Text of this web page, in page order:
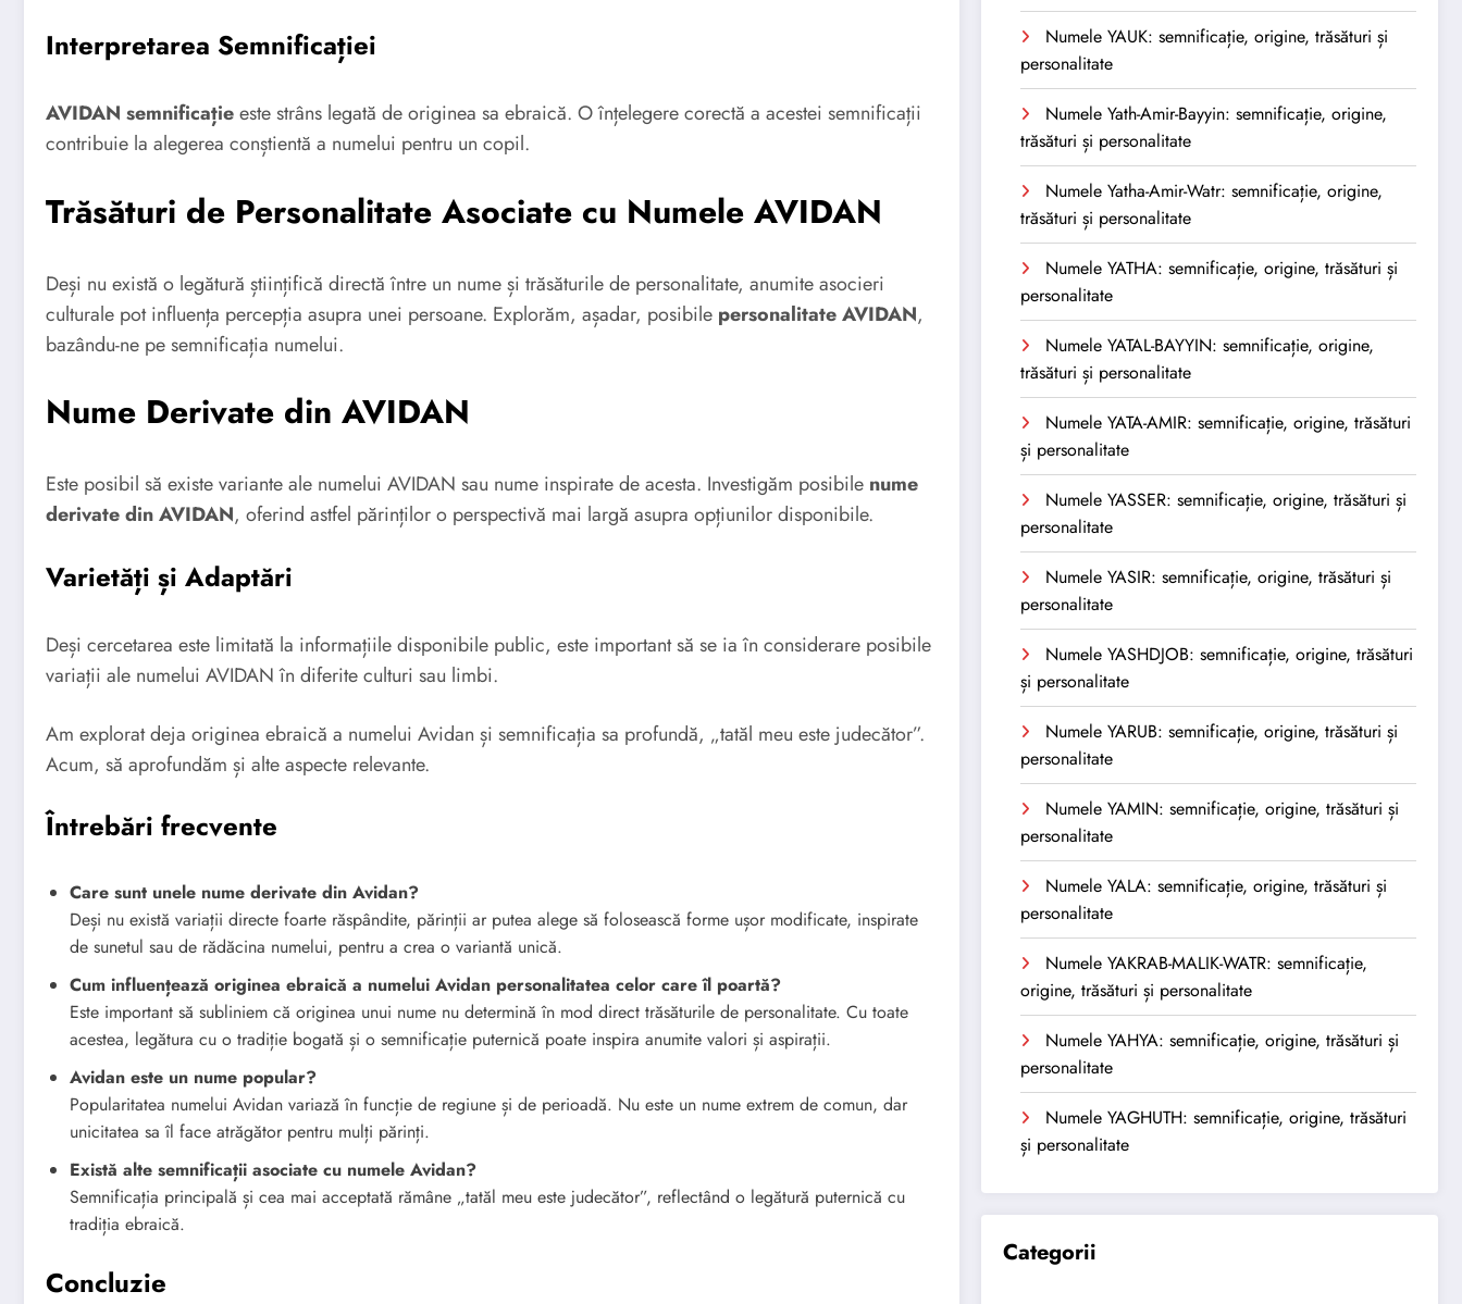
Interpretarea Semnificației
AVIDAN semnificațieeste strâns legată de originea sa ebraică. O înțelegere corectă a acestei semnificații
contribuie la alegerea conștientă a numelui pentru un copil.
Trăsături de Personalitate Asociate cu Numele AVIDAN
Deși nu există o legătură științifică directă între un nume și trăsăturile de personalitate, anumite asocieri
culturale pot influența percepția asupra unei persoane. Explorăm, așadar, posibile personalitate AVIDAN,
bazându-ne pe semnificația numelui.
Nume Derivate din AVIDAN
Este posibil să existe variante ale numelui AVIDAN sau nume inspirate de acesta. Investigăm posibile nume
derivate din AVIDAN, oferind astfel părinților o perspectivă mai largă asupra opțiunilor disponibile.
Varietăți și Adaptări
Deși cercetarea este limitată la informațiile disponibile public, este important să se ia în considerare posibile
variații ale numelui AVIDAN în diferite culturi sau limbi.
Am explorat deja originea ebraică a numelui Avidan și semnificația sa profundă, „tatăl meu este judecător”.
Acum, să aprofundăm și alte aspecte relevante.
Întrebări frecvente
Care sunt unele nume derivate din Avidan?
Deși nu există variații directe foarte răspândite, părinții ar putea alege să folosească forme ușor modificate, inspirate
de sunetul sau de rădăcina numelui, pentru a crea o variantă unică.
Cum influențează originea ebraică a numelui Avidan personalitatea celor care îl poartă?
Este important să subliniem că originea unui nume nu determină în mod direct trăsăturile de personalitate. Cu toate
acestea, legătura cu o tradiție bogată și o semnificație puternică poate inspira anumite valori și aspirații.
Avidan este un nume popular?
Popularitatea numelui Avidan variază în funcție de regiune și de perioadă. Nu este un nume extrem de comun, dar
unicitatea sa îl face atrăgător pentru mulți părinți.
Există alte semnificații asociate cu numele Avidan?
Semnificația principală și cea mai acceptată rămâne „tatăl meu este judecător”, reflectând o legătură puternică cu
tradiția ebraică.
Concluzie
Numele YAUK: semnificație, origine, trăsături și
personalitate
Numele Yath-Amir-Bayyin: semnificație, origine,
trăsături și personalitate
Numele Yatha-Amir-Watr: semnificație, origine,
trăsături și personalitate
Numele YATHA: semnificație, origine, trăsături și
personalitate
Numele YATAL-BAYYIN: semnificație, origine,
trăsături și personalitate
Numele YATA-AMIR: semnificație, origine, trăsături
și personalitate
Numele YASSER: semnificație, origine, trăsături și
personalitate
Numele YASIR: semnificație, origine, trăsături și
personalitate
Numele YASHDJOB: semnificație, origine, trăsături
și personalitate
Numele YARUB: semnificație, origine, trăsături și
personalitate
Numele YAMIN: semnificație, origine, trăsături și
personalitate
Numele YALA: semnificație, origine, trăsături și
personalitate
Numele YAKRAB-MALIK-WATR: semnificație,
origine, trăsături și personalitate
Numele YAHYA: semnificație, origine, trăsături și
personalitate
Numele YAGHUTH: semnificație, origine, trăsături
și personalitate
Categorii